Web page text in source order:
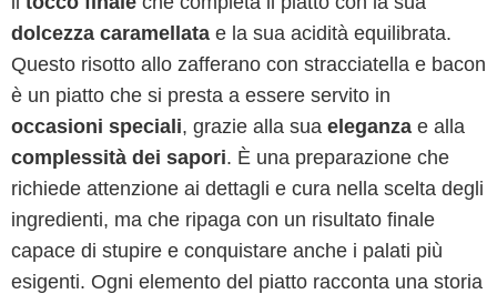
dolcezza caramellata e la sua acidità equilibrata.
Questo risotto allo zafferano con stracciatella e bacon
è un piatto che si presta a essere servito in
occasioni speciali, grazie alla sua eleganza e alla
complessità dei sapori. È una preparazione che
richiede attenzione ai dettagli e cura nella scelta degli
ingredienti, ma che ripaga con un risultato finale
capace di stupire e conquistare anche i palati più
esigenti. Ogni elemento del piatto racconta una storia